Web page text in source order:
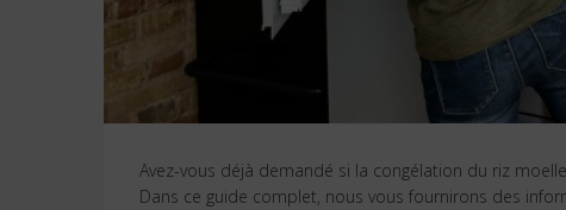
Avez-vous déjà demandé si la congélation du riz
Dans ce guide complet, nous vous fournirons des